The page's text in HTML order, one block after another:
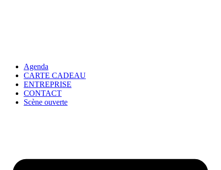
Agenda
CARTE CADEAU
ENTREPRISE
CONTACT
Scène ouverte